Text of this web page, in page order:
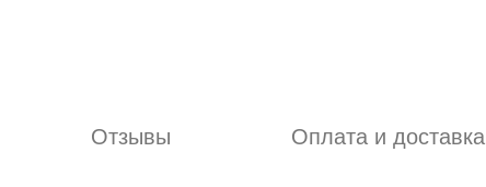
Отзывы Оплата и доставка